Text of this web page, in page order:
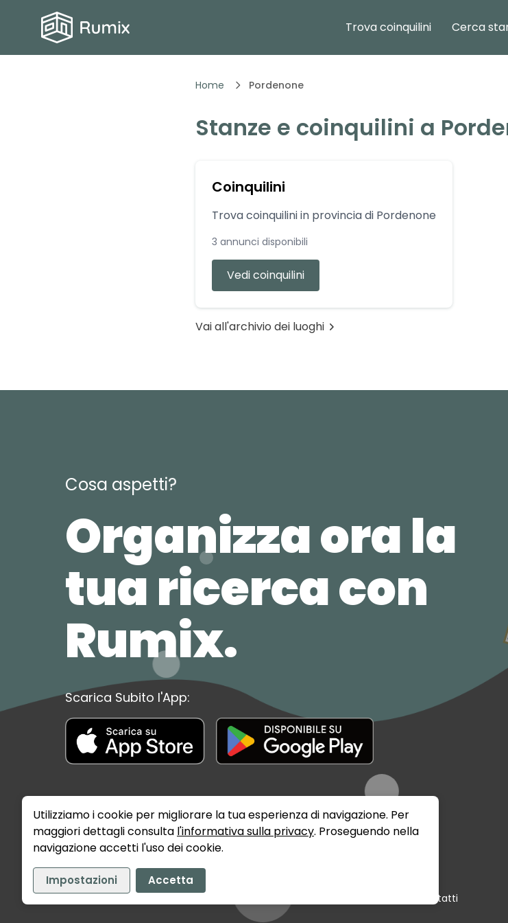
Trova coinquilini Cerca
Home Pordenone
Stanze e coinquilini a
Coinquilini
Trova coinquilini in provincia di Pordenone
3 annunci disponibili
Vedi coinquilini
Vai all'archivio dei luoghi
Cosa aspetti?
Organizza ora la
tua ricerca con
Rumix.
Scarica Subito l'App:
©2026Rumix Srls - P.IVA: 02141720389 Contatti
Utilizziamo i cookie per migliorare la tua esperienza di navigazione. Per
maggiori dettagli consulta l'informativa sulla privacy. Proseguendo nella
navigazione accetti l'uso dei cookie.
Impostazioni Accetta